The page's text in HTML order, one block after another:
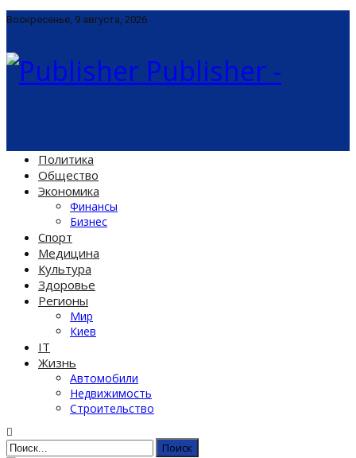
Воскресенье, 9 августа, 2026
Publisher -
Политика
Общество
Экономика
Финансы
Бизнес
Спорт
Медицина
Культура
Здоровье
Регионы
Мир
Киев
IT
Жизнь
Автомобили
Недвижимость
Строительство